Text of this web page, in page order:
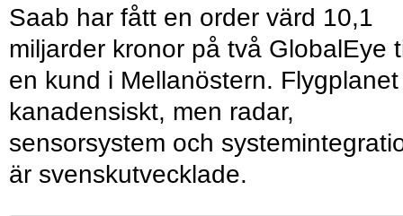
Saab har fått en order värd 10,1
miljarder kronor på två GlobalEye
en kund i Mellanöstern.
kanadensiskt, men radar,
sensorsystem och
är svenskutvecklade.